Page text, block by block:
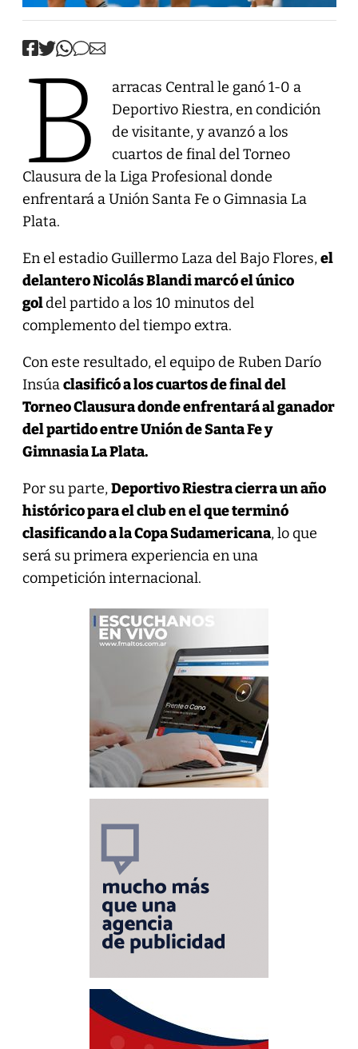
B
arracas Central le ganó 1-0 a
Deportivo Riestra, en condición
de visitante, y avanzó a los
cuartos de final del Torneo
Clausura de la Liga Profesional donde
enfrentará a Unión Santa Fe o Gimnasia La
Plata.
En el estadio Guillermo Laza del Bajo Flores,el
delantero Nicolás Blandi marcó el único
goldel partido a los 10 minutos del
complemento del tiempo extra.
Con este resultado, el equipo de Ruben Darío
Insúaclasificó a los cuartos de final del
Torneo Clausura donde enfrentará al ganador
del partido entre Unión de Santa Fe y
Gimnasia La Plata.
Por su parte,Deportivo Riestra cierra un año
histórico para el club en el que terminó
clasificando a la Copa Sudamericana, lo que
será su primera experiencia en una
competición internacional.